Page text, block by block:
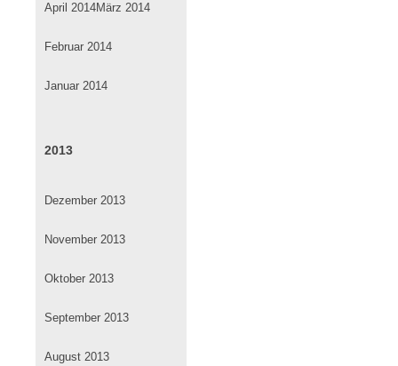
April 2014März 2014
Februar 2014
Januar 2014
2013
Dezember 2013
November 2013
Oktober 2013
September 2013
August 2013